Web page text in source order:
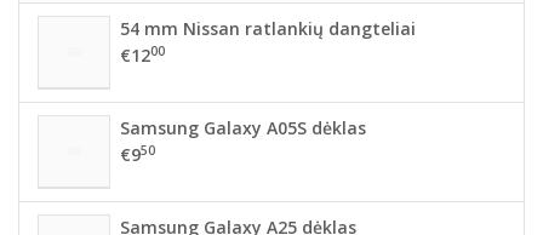
54 mm Nissan ratlankių dangteliai
€1200
Samsung Galaxy A05S dėklas
€950
Samsung Galaxy A25 dėklas